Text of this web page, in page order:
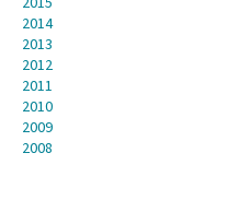
2014
2013
2012
2011
2010
2009
2008